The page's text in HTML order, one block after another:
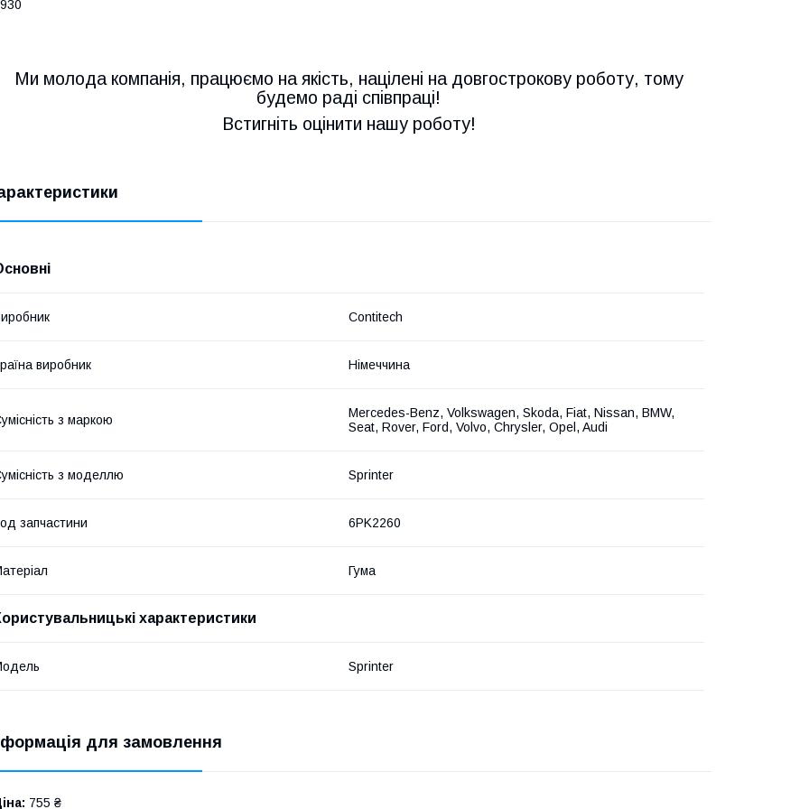
Ми молода компанія, працюємо на якість, націлені на довгострокову роботу, тому
будемо раді співпраці!
Встигніть оцінити нашу роботу!
Contitech
виробник Німеччина
з маркою
Mercedes-Benz, Volkswagen, Skoda, Fiat, Nissan, BMW,
Seat, Rover, Ford, Volvo, Chrysler, Opel, Audi
з моделлю Sprinter
запчастини 6PK2260
Гума
характеристики
Sprinter
для замовлення
755 ₴